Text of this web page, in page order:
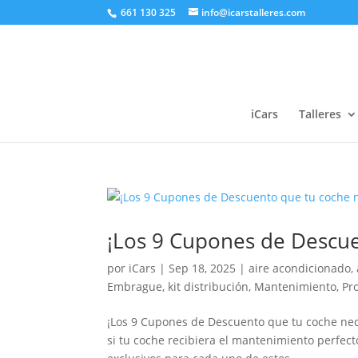
661 130 325 info@icarstalleres.com
iCars Talleres
¡Los 9 Cupones de
por iCars |Sep 18, 2025 |aire acondicionado,
Embrague, kit distribución, Mantenimiento,
¡Los 9 Cupones de Descuento que tu coche
si tu coche recibiera el mantenimiento